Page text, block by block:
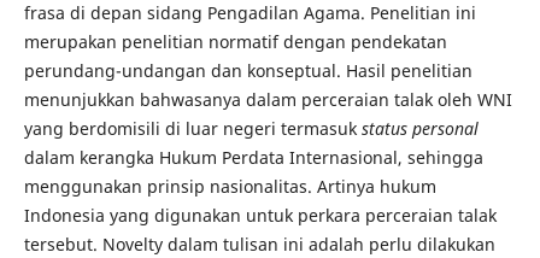
frasa di depan sidang Pengadilan Agama. Penelitian ini
merupakan penelitian normatif dengan pendekatan
perundang-undangan dan konseptual. Hasil penelitian
menunjukkan bahwasanya dalam perceraian talak oleh WNI
yang berdomisili di luar negeri termasuk status personal
dalam kerangka Hukum Perdata Internasional, sehingga
menggunakan prinsip nasionalitas. Artinya hukum
Indonesia yang digunakan untuk perkara perceraian talak
tersebut. Novelty dalam tulisan ini adalah perlu dilakukan